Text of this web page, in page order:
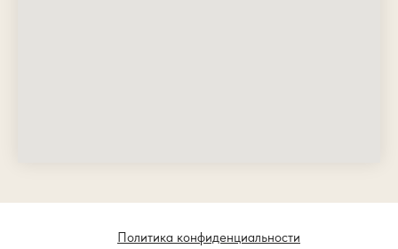
Политика конфиденциальности